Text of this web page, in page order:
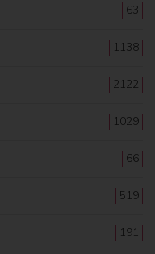
63
1138
2122
1029
66
519
191